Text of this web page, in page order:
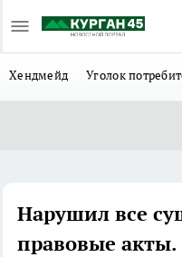
Хендмейд Уголок
Нарушил все
правовые акты.